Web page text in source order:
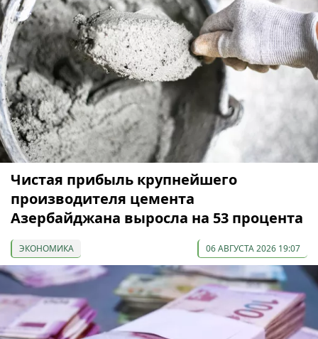
Чистая прибыль крупнейшего
производителя цемента
Азербайджана выросла на 53 процента
ЭКОНОМИКА 06 АВГУСТА 2026 19:07